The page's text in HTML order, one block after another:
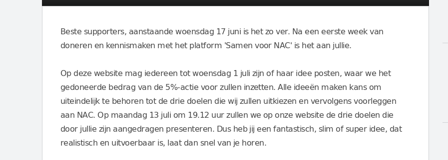
Beste supporters, aanstaande woensdag 17 juni is het zo ver. Na een eerste week van
doneren en kennismaken met het platform 'Samen voor NAC' is het aan jullie.
Op deze website mag iedereen tot woensdag 1 juli zijn of haar idee posten, waar we het
gedoneerde bedrag van de 5%-actie voor zullen inzetten. Alle ideeën maken kans om
uiteindelijk te behoren tot de drie doelen die wij zullen uitkiezen en vervolgens voorleggen
aan NAC. Op maandag 13 juli om 19.12 uur zullen we op onze website de drie doelen die
door jullie zijn aangedragen presenteren. Dus heb jij een fantastisch, slim of super idee, dat
realistisch en uitvoerbaar is, laat dan snel van je horen.